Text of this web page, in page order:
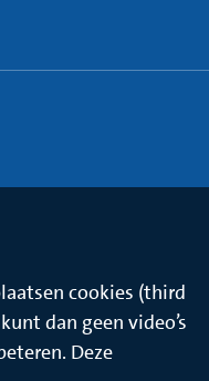
cookies (third
dan geen video’s
Deze